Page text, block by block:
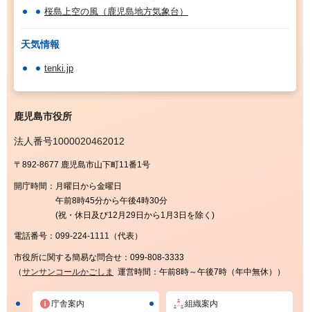
桜島上空の風（鹿児島地方気象台）
天気情報
tenki.jp
鹿児島市役所
法人番号1000020462012
〒892-8677 鹿児島市山下町11番1号
開庁時間： 月曜日から金曜日
午前8時45分から午後4時30分
(祝・休日及び12月29日から1月3日を除く)
電話番号： 099-224-1111（代表）
市役所に関する簡易な問合せ： 099-808-3333
（サンサンコールかごしま 運営時間：午前8時～午後7時（年中無休））
庁舎案内 組織案内